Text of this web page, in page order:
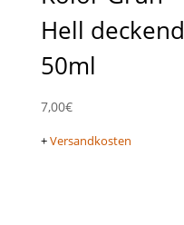
Hell deckend
50ml
7,00€
+Versandkosten